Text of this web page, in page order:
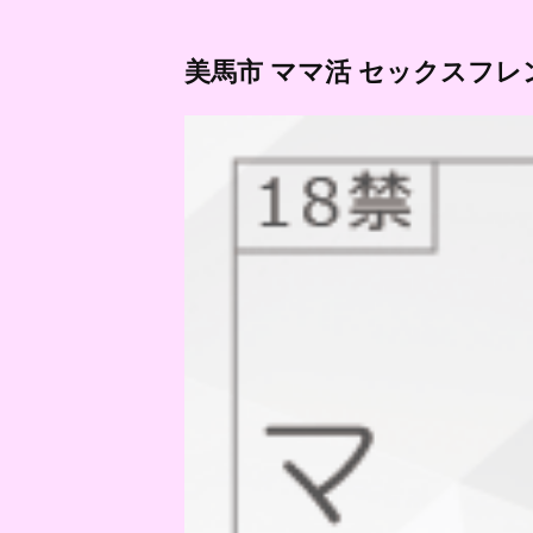
美馬市 ママ活 セックスフレ